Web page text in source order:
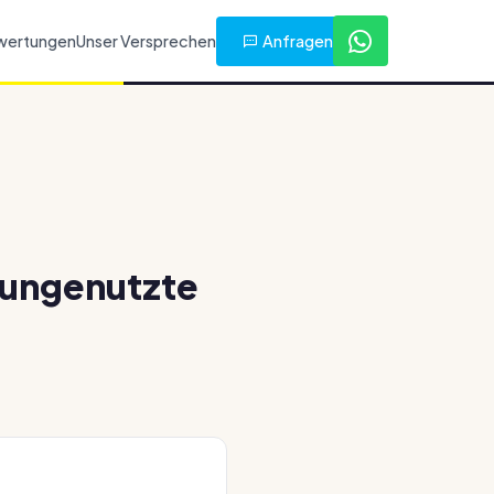
Unser Versprechen Anfragen